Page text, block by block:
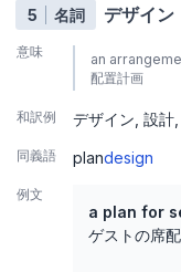
5 名詞 デザイン
意味
an
配置計画
和訳例 デザイン 設計
同義語 plandesign
例文
a plan for
ゲストの席